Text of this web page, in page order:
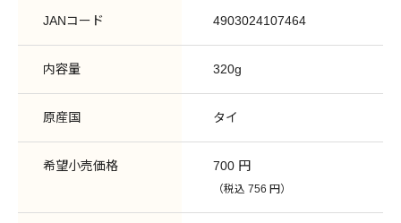
JANコード 4903024107464
内容量 320g
原産国 タイ
希望小売価格 700 円
（税込 756 円）